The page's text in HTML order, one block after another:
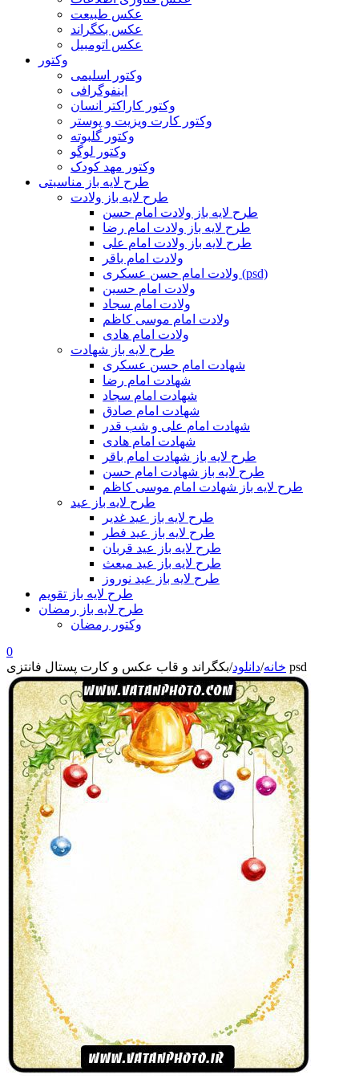
عکس طبیعت
عکس بکگراند
عکس اتومبیل
وکتور
وکتور اسلیمی
اینفوگرافی
وکتور کاراکتر انسان
وکتور کارت ویزیت و پوستر
وکتور گلبوته
وکتور لوگو
وکتور مهد کودک
طرح لایه باز مناسبتی
طرح لایه باز ولادت
طرح لایه باز ولادت امام حسن
طرح لایه باز ولادت امام رضا
طرح لایه باز ولادت امام علی
ولادت امام باقر
ولادت امام حسن عسکری (psd)
ولادت امام حسین
ولادت امام سجاد
ولادت امام موسی کاظم
ولادت امام هادی
طرح لایه باز شهادت
شهادت امام حسن عسکری
شهادت امام رضا
شهادت امام سجاد
شهادت امام صادق
شهادت امام علی و شب قدر
شهادت امام هادی
طرح لایه باز شهادت امام باقر
طرح لایه باز شهادت امام حسن
طرح لایه باز شهادت امام موسی کاظم
طرح لایه باز عید
طرح لایه باز عید غدیر
طرح لایه باز عید فطر
طرح لایه باز عید قربان
طرح لایه باز عید مبعث
طرح لایه باز عید نوروز
طرح لایه باز تقویم
طرح لایه باز رمضان
وکتور رمضان
0
خانه/دانلود/ بکگراند و قاب عکس و کارت پستال فانتزی psd